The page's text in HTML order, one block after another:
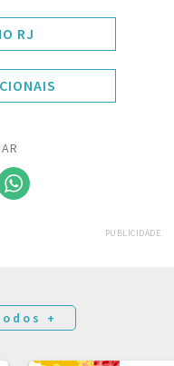
RJ
PUBLICIDADE
+